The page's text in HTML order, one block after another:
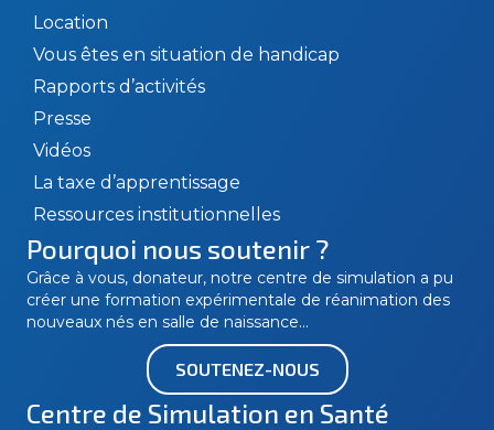
Location
Vous êtes en situation de handicap
Rapports d’activités
Presse
Vidéos
La taxe d’apprentissage
Ressources institutionnelles
Pourquoi nous soutenir ?
Grâce à vous, donateur, notre centre de simulation a pu
créer une formation expérimentale de réanimation des
nouveaux nés en salle de naissance…
SOUTENEZ-NOUS
Centre de Simulation en Santé